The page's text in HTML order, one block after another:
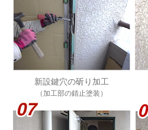
新設鍵穴の斫り加工
（加工部の錆止塗装）